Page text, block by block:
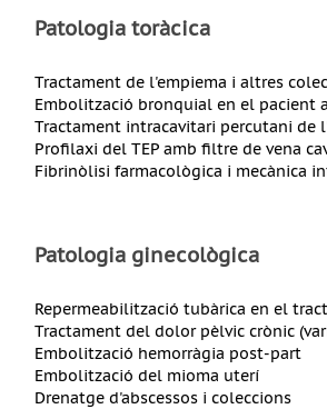
Patologia toràcica
Tractament de l'empiema i altres
Embolització bronquial en el pacient
Tractament intracavitari percutani de
Profilaxi del TEP amb filtre de vena
Fibrinòlisi farmacològica i mecànica
Patologia ginecològica
Repermeabilització tubàrica en el
Tractament del dolor pèlvic crònic
Embolització hemorràgia post-part
Embolització del mioma uterí
Drenatge d'abscessos i coleccions